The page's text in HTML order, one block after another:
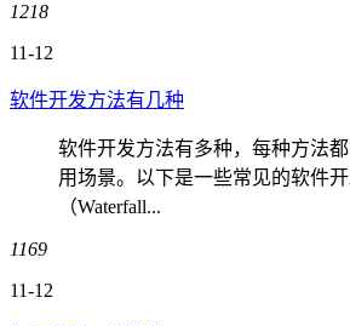
1218
11-12
软件开发方法有几种
软件开发方法有多种，每种方法
用场景。以下是一些常见的软件
（Waterfall...
1169
11-12